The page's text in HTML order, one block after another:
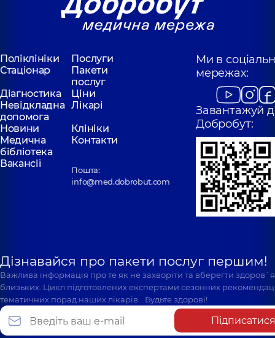
Поліклініки
Послуги
Стаціонар
Пакети
послуг
Діагностика
Ціни
Невідкладна
допомога
Лікарі
Новини
Клініки
Медична
бібліотека
Контакти
Вакансії
Пошта:
info@med.dobrobut.com
Ми в
мережах:
Завантажуй
Добробут:
Дізнавайся про пакети послуг першим!
Важлива інформація про те як не захворіти та вберегти
близьких. Цикл підготовлених експертами сезонних
тематичних порад наших лікарів… Будьте здорові!
Підписатися